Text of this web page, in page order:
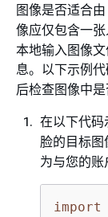
图像是否适合由
像应仅包含一
本地输入图像
息。以下示例
后检查图像中是
在以下代码
脸的目标
为与您的账
import